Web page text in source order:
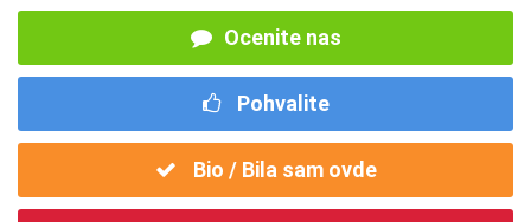
Ocenite nas
Pohvalite
Bio / Bila sam ovde